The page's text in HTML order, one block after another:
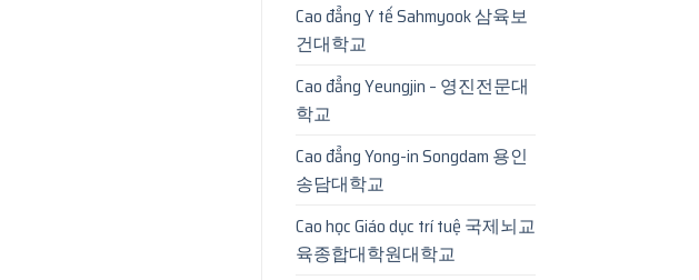
Cao đẳng Y tế Sahmyook 삼육보
건대학교
Cao đẳng Yeungjin – 영진전문대
학교
Cao đẳng Yong-in Songdam 용인
송담대학교
Cao học Giáo dục trí tuệ 국제뇌교
육종합대학원대학교